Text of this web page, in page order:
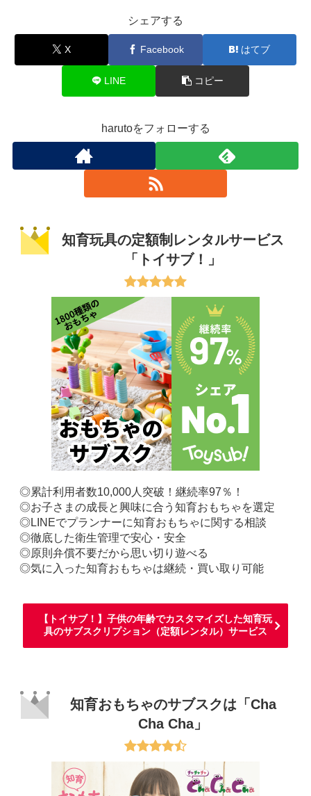
シェアする
X Facebook はてブ
LINE コピー
harutoをフォローする
知育玩具の定額制レンタルサービス
「トイサブ！」
◎累計利用者数10,000人突破！継続率97％！
◎お子さまの成長と興味に合う知育おもちゃを選定
◎LINEでプランナーに知育おもちゃに関する相談
◎徹底した衛生管理で安心・安全
◎原則弁償不要だから思い切り遊べる
◎気に入った知育おもちゃは継続・買い取り可能
【トイサブ！】子供の年齢でカスタマイズした知育玩
具のサブスクリプション（定額レンタル）サービス
知育おもちゃのサブスクは「Cha
Cha Cha」